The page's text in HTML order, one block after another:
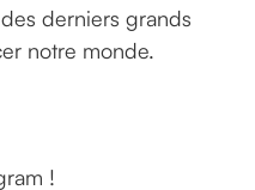
derniers grands
notre monde.
!